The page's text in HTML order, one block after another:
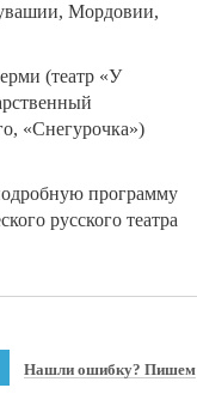
Мордовии,
(театр «У
«Снегурочка»)
программу
русского театра
Нашли ошибку? Пишем